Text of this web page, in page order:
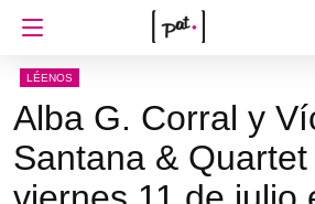
LÉENOS
Alba G. Corral y
Santana &